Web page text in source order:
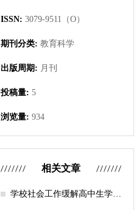
ISSN: 3079-9511（O）
期刊分类: 教育科学
出版周期: 月刊
投稿量: 5
浏览量: 934
相关文章
学校社会工作缓解高中生学习